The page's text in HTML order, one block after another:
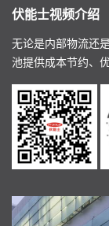
伏能士视频介绍
无论是内部物流还
池提供成本节约、